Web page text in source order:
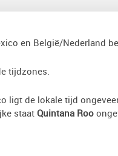
en België/Nederland
tijdzones.
ligt de lokale tijd
staatQuintana Roo